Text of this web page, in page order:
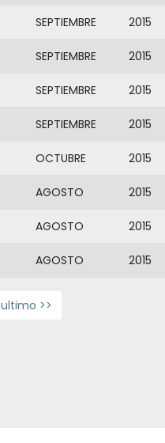
SEPTIEMBRE 2015
SEPTIEMBRE 2015
SEPTIEMBRE 2015
SEPTIEMBRE 2015
OCTUBRE 2015
AGOSTO 2015
AGOSTO 2015
AGOSTO 2015
ultimo >>